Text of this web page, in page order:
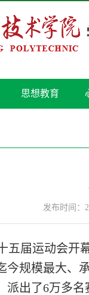
思想教育
发布时间：
五届运动会开
今规模最大
派出了6万多